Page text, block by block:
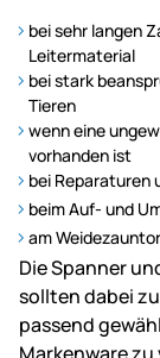
bei sehr langen
Leitermaterial
bei stark
Tieren
wenn eine
vorhanden ist
bei Reparaturen
beim Auf- und
am Weidezauntor
Die Spanner
sollten dabei
passend